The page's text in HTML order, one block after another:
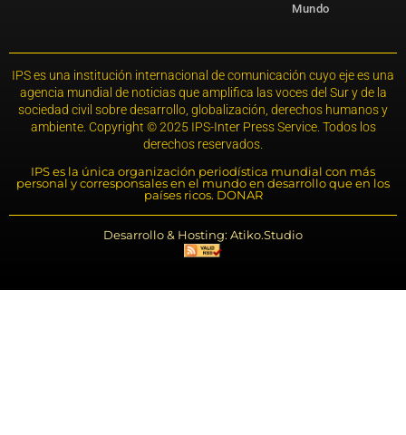
Mundo
IPS es una institución internacional de comunicación cuyo eje es una
agencia mundial de noticias que amplifica las voces del Sur y de la
sociedad civil sobre desarrollo, globalización, derechos humanos y
ambiente. Copyright © 2025 IPS-Inter Press Service. Todos los
derechos reservados.
IPS es la única organización periodística mundial con más
personal y corresponsales en el mundo en desarrollo que en los
países ricos. DONAR
Desarrollo & Hosting: Atiko.Studio